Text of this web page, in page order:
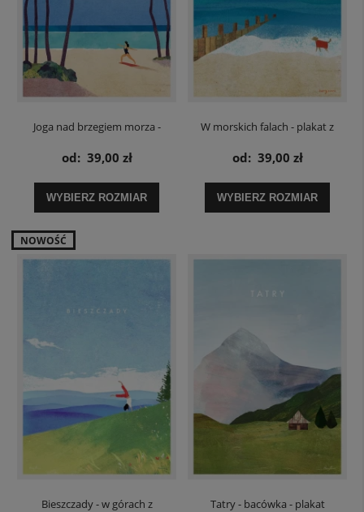
Joga nad brzegiem morza -
plakat
od: 39,00 zł
WYBIERZ ROZMIAR
W morskich falach - plakat z
psem
od: 39,00 zł
WYBIERZ ROZMIAR
Bieszczady - w górach z
NOWOŚĆ
Tatry - bacówka - plakat